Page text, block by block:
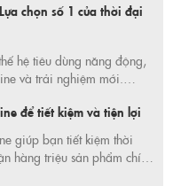
chọn số 1 của thời đại
hệ tiêu dùng năng động,
và trải nghiệm mới.
Tiết Kiệm.
để tiết kiệm và tiện lợi
giúp bạn tiết kiệm thời
hàng triệu sản phẩm chính